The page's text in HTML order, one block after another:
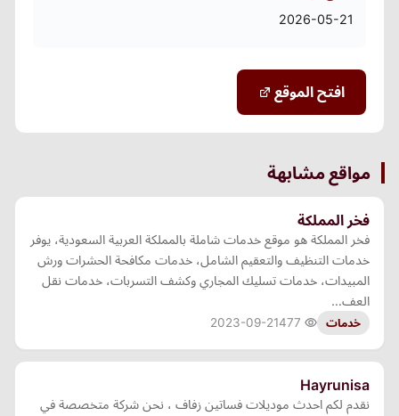
2026-05-21
افتح الموقع
مواقع مشابهة
فخر المملكة
فخر المملكة هو موقع خدمات شاملة بالمملكة العربية السعودية، يوفر
خدمات التنظيف والتعقيم الشامل، خدمات مكافحة الحشرات ورش
المبيدات، خدمات تسليك المجاري وكشف التسربات، خدمات نقل
العف…
خدمات 2023-09-21
Hayrunisa
نقدم لكم احدث موديلات فساتين زفاف ، نحن شركة متخصصة في